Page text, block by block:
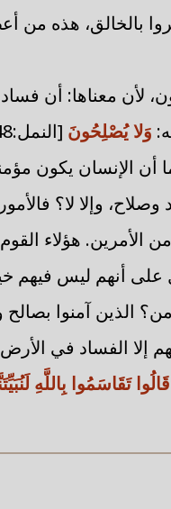
بالخالق، هذه من
لأن معناها: أن
وَلا يُصْلِحُونَ
أن الإنسان يكون
وإلا لا؟
هؤلاء
على أنهم ليس
الذين آمنوا بصالح
الفساد في الأرض
قَالُوا تَقَاسَمُوا بِاللَّهِ